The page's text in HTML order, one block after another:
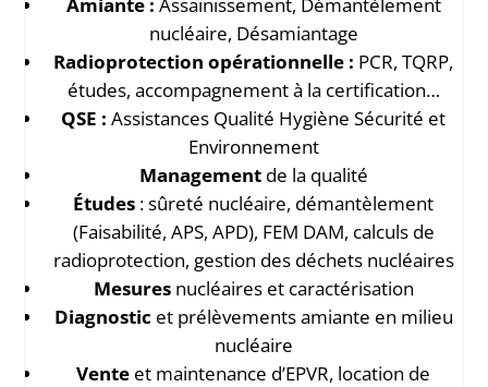
nucléaire, Désamiantage
Radioprotection opérationnelle : PCR, TQRP,
études, accompagnement à la certification…
QSE : Assistances Qualité Hygiène Sécurité et
Environnement
Managementde la qualité
Études : sûreté nucléaire, démantèlement
(Faisabilité, APS, APD), FEM DAM, calculs de
radioprotection, gestion des déchets nucléaires
Mesuresnucléaires et caractérisation
Diagnostic et prélèvements amiante en milieu
nucléaire
Vente et maintenance d’EPVR, location de